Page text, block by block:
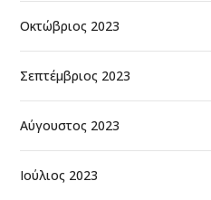
Οκτώβριος 2023
Σεπτέμβριος 2023
Αύγουστος 2023
Ιούλιος 2023